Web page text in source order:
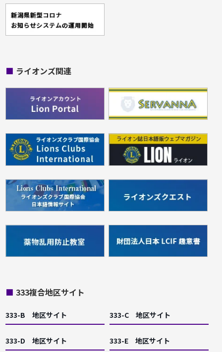
■ ライオンズ関連
■ 333複合地区サイト
333-B 地区サイト 333-C 地区サイト
333-D 地区サイト 333-E 地区サイト